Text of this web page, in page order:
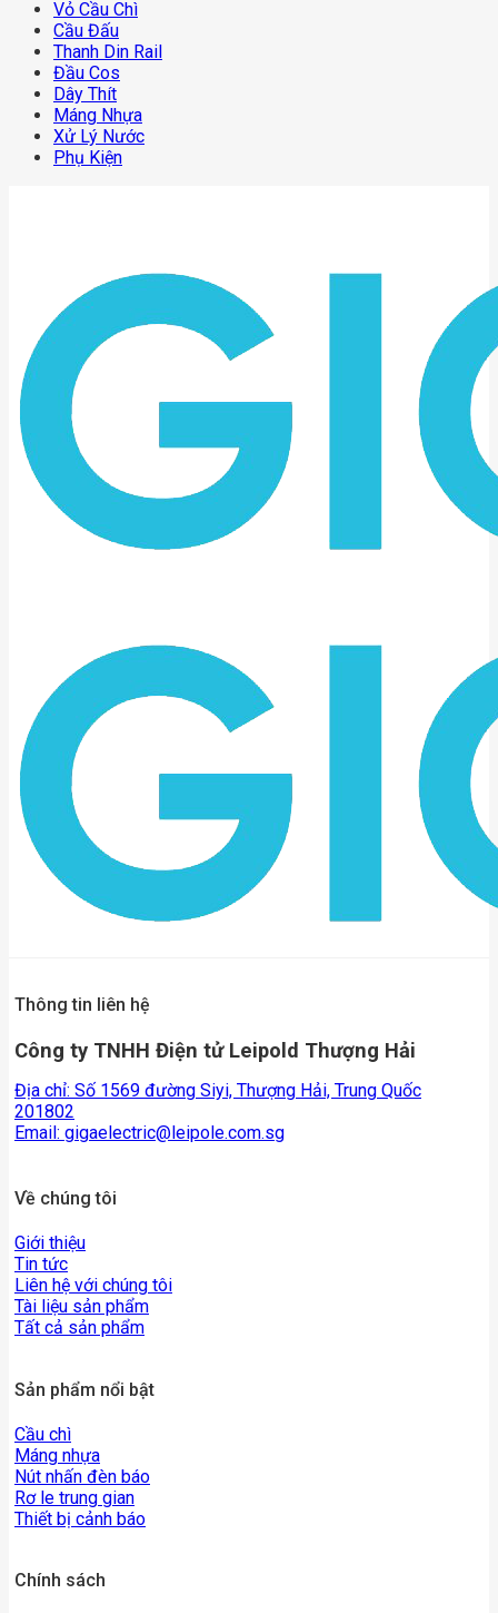
Vỏ Cầu Chì
Cầu Đấu
Thanh Din Rail
Đầu Cos
Dây Thít
Máng Nhựa
Xử Lý Nước
Phụ Kiện
Thông tin liên hệ
Công ty TNHH Điện tử Leipold Thượng Hải
Địa chỉ: Số 1569 đường Siyi, Thượng Hải, Trung Quốc
201802
Email: gigaelectric@leipole.com.sg
Về chúng tôi
Giới thiệu
Tin tức
Liên hệ với chúng tôi
Tài liệu sản phẩm
Tất cả sản phẩm
Sản phẩm nổi bật
Cầu chì
Máng nhựa
Nút nhấn đèn báo
Rơ le trung gian
Thiết bị cảnh báo
Chính sách